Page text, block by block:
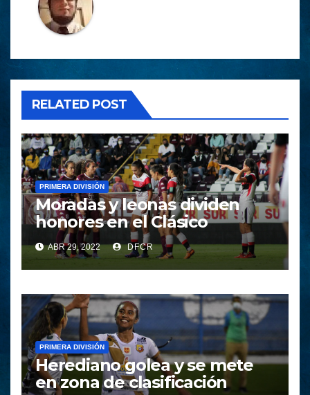
RELATED POST
PRIMERA DIVISIÓN
Moradas y leonas dividen
honores en el Clásico
ABR 29, 2022 DFCR
PRIMERA DIVISIÓN
Herediano golea y se mete
en zona de clasificación